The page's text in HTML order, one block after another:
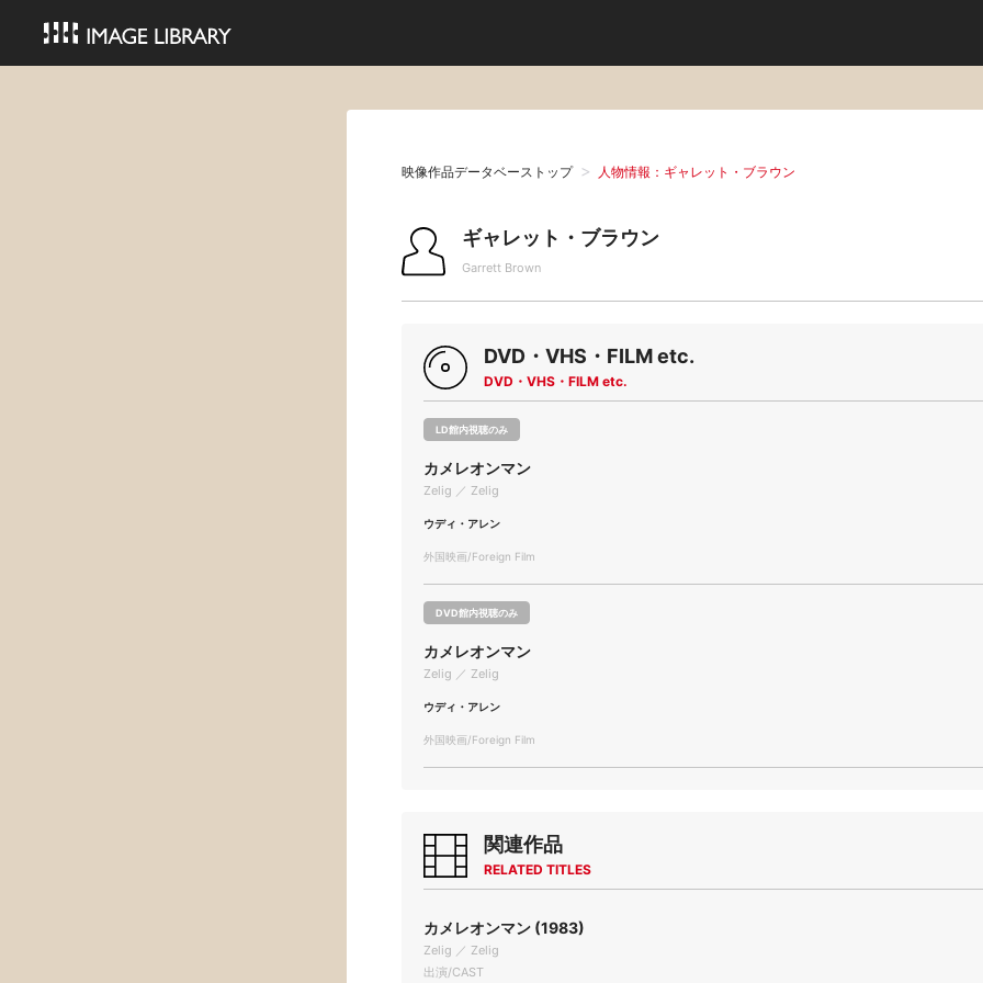
映像作品データベーストップ 人物情報：ギャレット・ブラウン
ギャレット・ブラウン
Garrett Brown
DVD・VHS・FILM etc.
DVD・VHS・FILM etc.
LD館内視聴のみ
カメレオンマン
Zelig ／ Zelig
ウディ・アレン
外国映画/Foreign Film
DVD館内視聴のみ
カメレオンマン
Zelig ／ Zelig
ウディ・アレン
外国映画/Foreign Film
関連作品
RELATED TITLES
カメレオンマン (1983)
Zelig ／ Zelig
出演/CAST